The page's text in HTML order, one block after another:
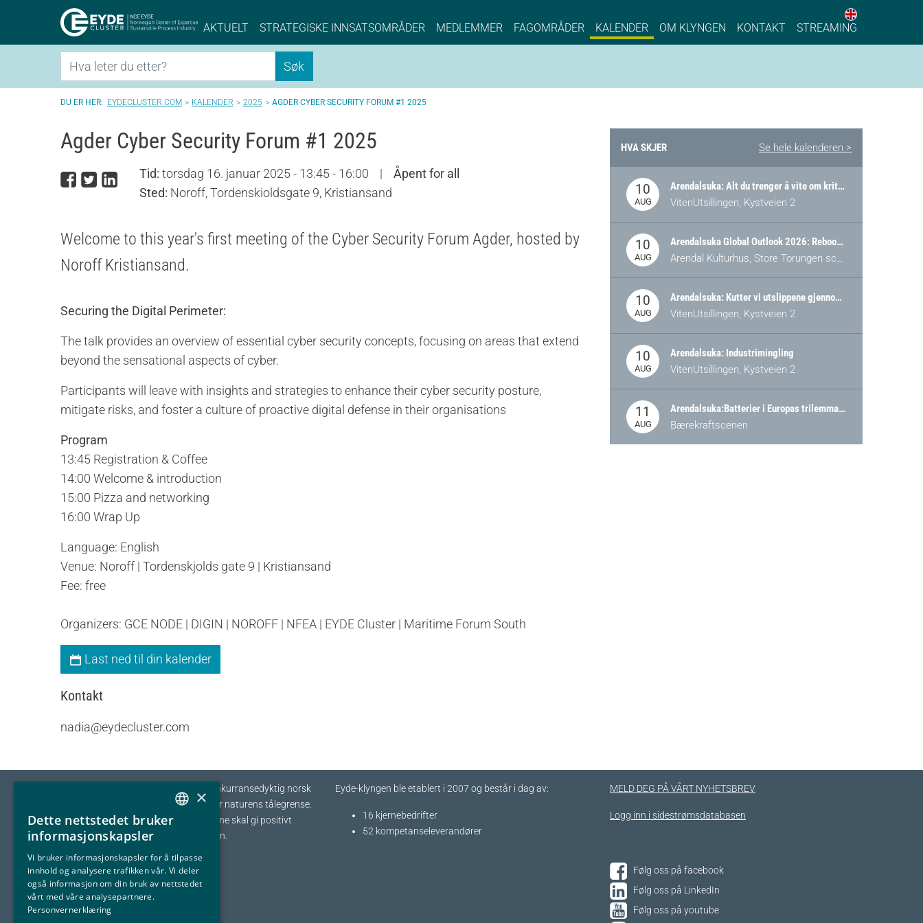
Eyde-Cluster | NCE EYDE, Norwegian Center of Expertise, Sustainable Process Industry
AKTUELT STRATEGISKE INNSATSOMRÅDER MEDLEMMER FAGOMRÅDER KALENDER OM KLYNGEN KONTAKT STREAMING
English
Søk Søk
EYDECLUSTER.COM KALENDER 2025 AGDER CYBER SECURITY FORUM #1 2025
Agder Cyber Security Forum #1 2025
Del på Facebook
Del på Twitter
Del på LinkedIn
Tid: torsdag 16. januar 2025 - 13:45 - 16:00 |
Åpent for all
Sted: Noroff, Tordenskioldsgate 9, Kristiansand
Welcome to this year's first meeting of the Cyber Security Forum Agder, hosted by
Noroff Kristiansand.
Securing the Digital Perimeter:
The talk provides an overview of essential cyber security concepts, focusing on areas that extend
beyond the sensational aspects of cyber.
Participants will leave with insights and strategies to enhance their cyber security posture,
mitigate risks, and foster a culture of proactive digital defense in their organisations
Program
13:45 Registration & Coffee
14:00 Welcome & introduction
15:00 Pizza and networking
16:00 Wrap Up
Language: English
Venue: Noroff | Tordenskjolds gate 9 | Kristiansand
Fee: free
Organizers: GCE NODE | DIGIN | NOROFF | NFEA | EYDE Cluster | Maritime Forum South
Last ned til din kalender
Kontakt
nadia@eydecluster.com
HVA SKJER Se hele kalenderen >
10
AUG
Arendalsuka: Alt du trenger å vite om kritiske og strategiske verdikjeder i Norge
VitenUtsillingen, Kystveien 2
10
AUG
Arendalsuka Global Outlook 2026: Rebooting Democracy for a New World Order
Arendal Kulturhus, Store Torungen scene
10
AUG
Arendalsuka: Kutter vi utslippene gjennom omstilling – eller tap av industri?
VitenUtsillingen, Kystveien 2
10
AUG
Arendalsuka: Industrimingling
VitenUtsillingen, Kystveien 2
11
AUG
Arendalsuka:Batterier i Europas trilemma: Energisikkerhet, konkurransekraft og bærekraft (Battery Norway-arrangement)
Bærekraftscenen
Eyde-klyngen skal sikre tilvekst og konkurransedyktig norsk
prosessindustri som opererer innenfor naturens tålegrense.
I fellesskap streber vi etter at bedriftene skal gi positivt
bidrag tilbake til samfunnet og naturen.
Eyde-klyngen ble etablert i 2007 og består i dag av:
16 kjernebedrifter​
52 kompetanseleverandører
MELD DEG PÅ VÅRT NYHETSBREV
Logg inn i sidestrømsdatabasen
Følg oss på facebook
Følg oss på LinkedIn
Følg oss på youtube
NORWEGIAN
×
Dette nettstedet bruker
informasjonskapsler
Vi bruker informasjonskapsler for å tilpasse
innhold og analysere trafikken vår. Vi deler
også informasjon om din bruk av nettstedet
vårt med våre analysepartnere.
Personvernerklæring